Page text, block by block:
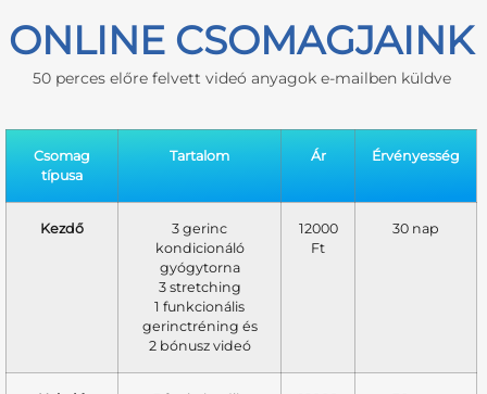
ONLINE CSOMAGJAINK
50 perces előre felvett videó anyagok e-mailben küldve
Csomag
típusa
Tartalom Ár Érvényesség
Kezdő
3 gerinc
kondicionáló
gyógytorna
3 stretching
1 funkcionális
gerinctréning és
2 bónusz videó
12000
Ft
30 nap